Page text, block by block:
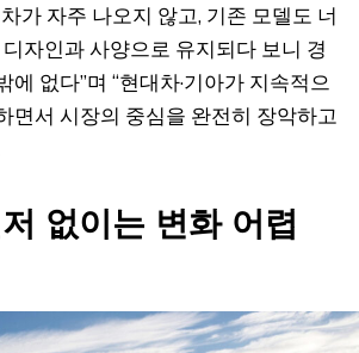
가 자주 나오지 않고, 기존 모델도 너
자인과 사양으로 유지되다 보니 경
에 없다”며 “현대차·기아가 지속적으
면서 시장의 중심을 완전히 장악하고
없이는 변화 어렵